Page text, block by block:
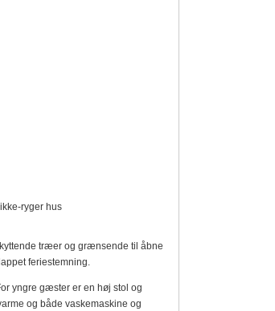
ryger hus
træer og grænsende til åbne
feriestemning.
yngre gæster er en høj stol og
og både vaskemaskine og